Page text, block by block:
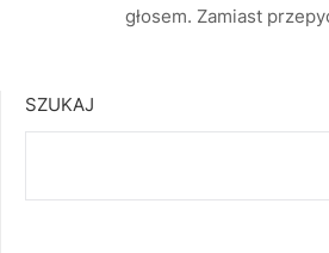
głosem. Zamiast
SZUKAJ